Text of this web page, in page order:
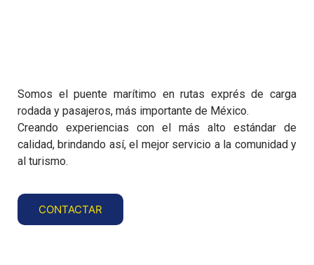
Somos el puente marítimo en rutas exprés de carga
rodada y pasajeros, más importante de México.
Creando experiencias con el más alto estándar de
calidad, brindando así, el mejor servicio a la comunidad y
al turismo.
CONTACTAR